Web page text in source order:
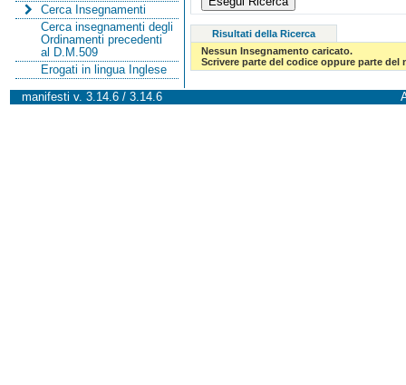
Cerca Insegnamenti
Cerca insegnamenti degli
Ordinamenti precedenti
al D.M.509
Erogati in lingua Inglese
Risultati della Ricerca
Nessun Insegnamento caricato.
Scrivere parte del codice oppure parte
manifesti v. 3.14.6 / 3.14.6